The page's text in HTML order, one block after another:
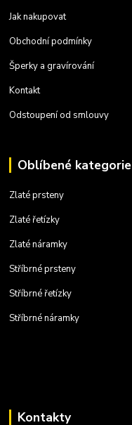
Jak nakupovat
Obchodní podmínky
Šperky a gravírování
Kontakt
Odstoupení od smlouvy
Oblíbené kategorie
Zlaté prsteny
Zlaté řetízky
Zlaté náramky
Stříbrné prsteny
Stříbrné řetízky
Stříbrné náramky
Kontakty